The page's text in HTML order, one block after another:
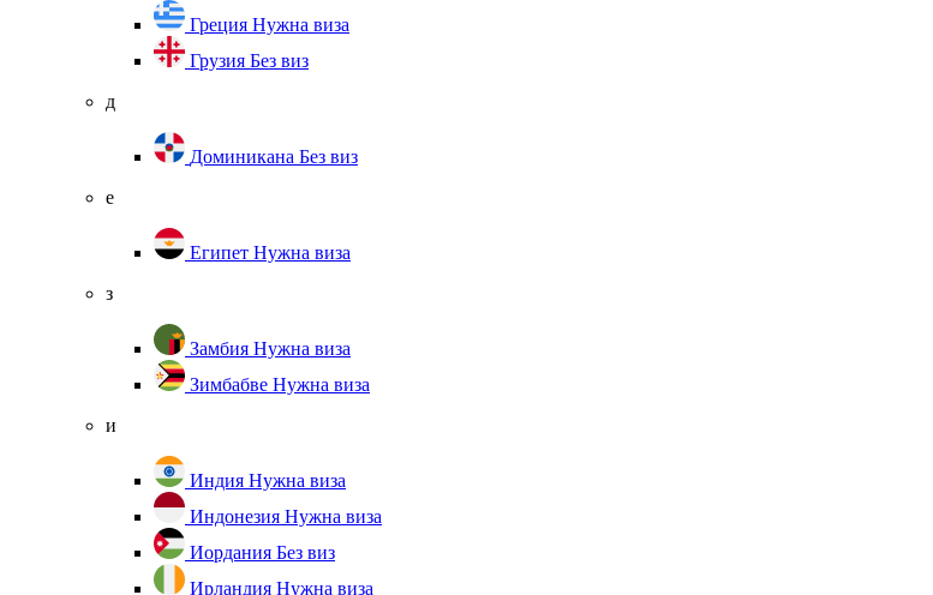
Греция Нужна виза
Грузия Без виз
д
Доминикана Без виз
е
Египет Нужна виза
з
Замбия Нужна виза
Зимбабве Нужна виза
и
Индия Нужна виза
Индонезия Нужна виза
Иордания Без виз
Ирландия Нужна виза